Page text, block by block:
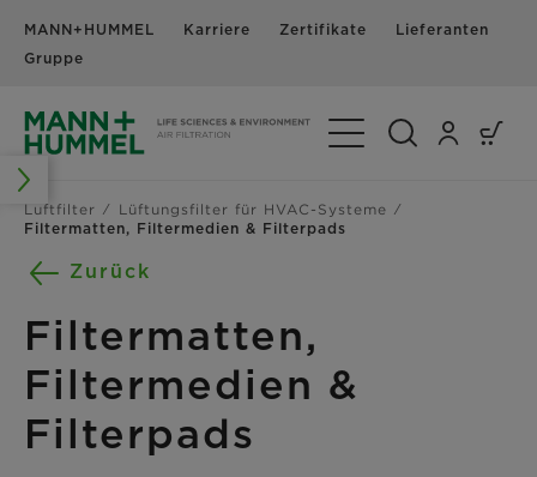
MANN+HUMMEL
Gruppe
Karriere Zertifikate Lieferanten
Navigation
Luftfilter
Lüftungsfilter für HVAC-Systeme
Filtermatten, Filtermedien & Filterpads
Zurück
Filtermatten,
Filtermedien &
Filterpads